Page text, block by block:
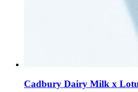
Cadbury Dairy Milk x